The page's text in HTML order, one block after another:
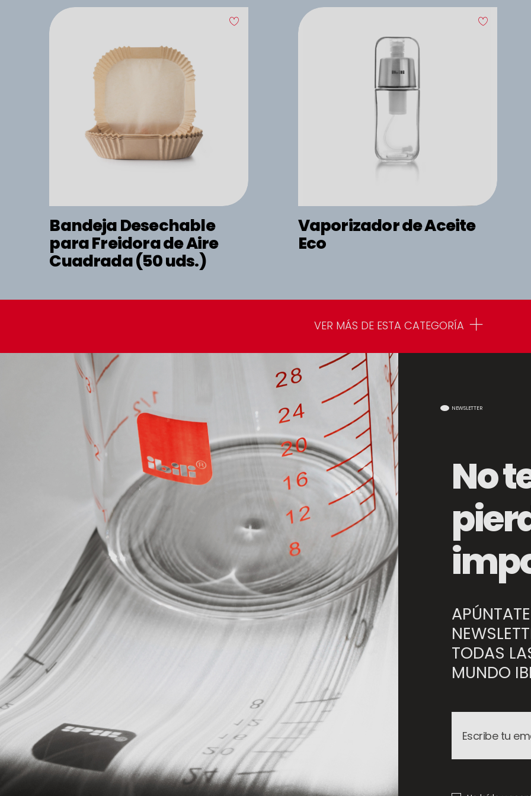
Bandeja Desechable
para Freidora de Aire
Cuadrada (50 uds.)
Vaporizador de Aceite
Eco
Recipiente para Freidora de Aire Silicona Redondo Cestillo Redondo para Air Fryer
VER MÁS DE ESTA CATEGORÍA
NEWSLETTER
No
TODAS
MUNDO